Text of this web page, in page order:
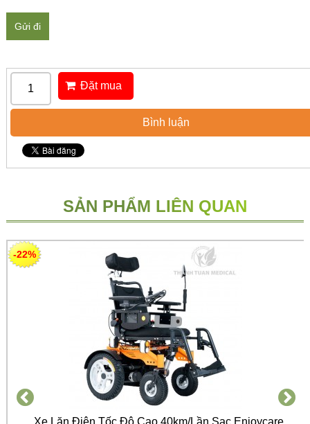
Gửi đi
Đặt mua
Bình luận
SẢN PHẨM LIÊN QUAN
Xe Lăn Điện Tốc Độ Cao 40km/Lần Sạc Enjoycare
-22%